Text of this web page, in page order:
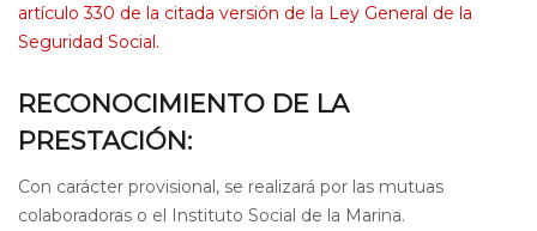
artículo 330 de la citada versión de la Ley General de la
Seguridad Social.
RECONOCIMIENTO DE LA
PRESTACIÓN:
Con carácter provisional, se realizará por las mutuas
colaboradoras o el Instituto Social de la Marina.